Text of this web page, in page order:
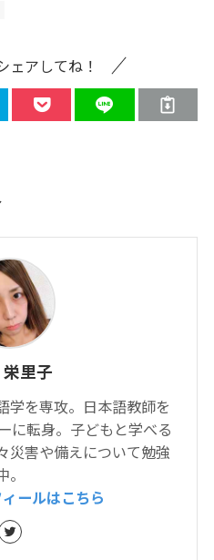
ェアしてね！
里子
学を専攻。日本語教師を
に転身。子どもと学べる
災害や備えについて勉強
。
ールはこちら